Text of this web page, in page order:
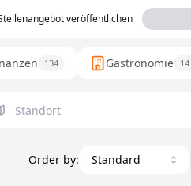
veröffentlichen
134 Gastronomie 14
Order by: Standard